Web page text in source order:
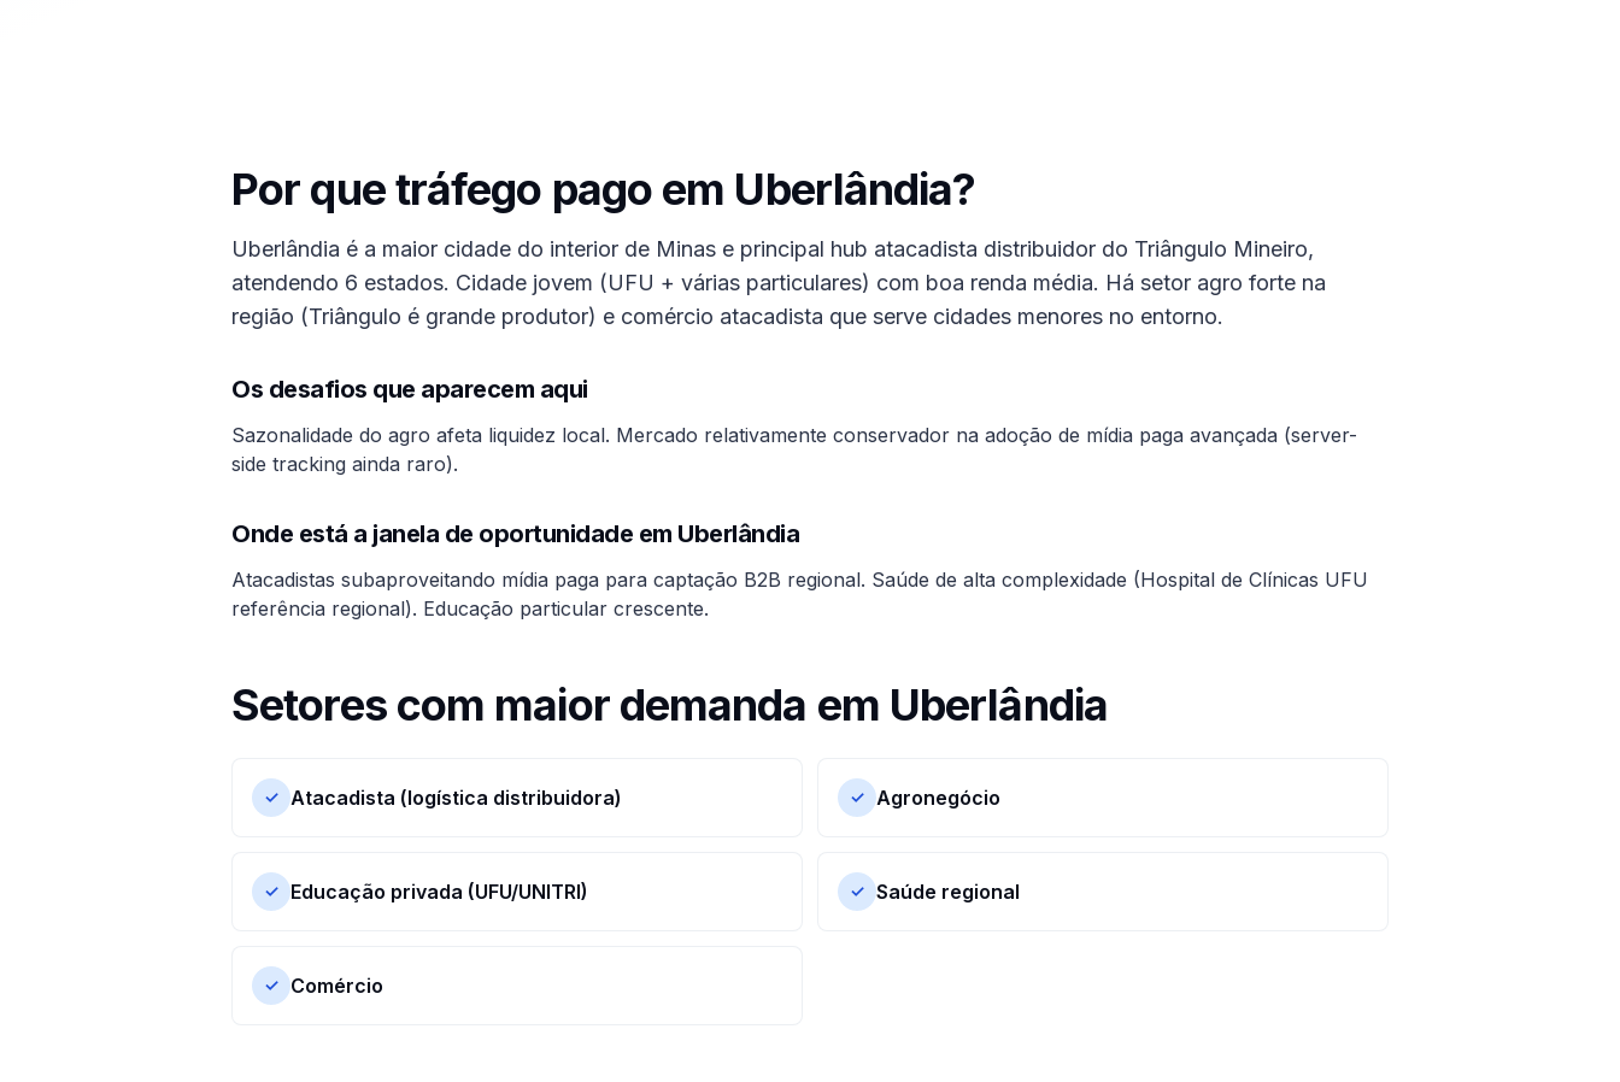
Por que tráfego pago em Uberlândia?
Uberlândia é a maior cidade do interior de Minas e principal hub atacadista distribuidor do Triângulo Mineiro,
atendendo 6 estados. Cidade jovem (UFU + várias particulares) com boa renda média. Há setor agro forte na
região (Triângulo é grande produtor) e comércio atacadista que serve cidades menores no entorno.
Os desafios que aparecem aqui
Sazonalidade do agro afeta liquidez local. Mercado relativamente conservador na adoção de mídia paga avançada (server-
side tracking ainda raro).
Onde está a janela de oportunidade em Uberlândia
Atacadistas subaproveitando mídia paga para captação B2B regional. Saúde de alta complexidade (Hospital de Clínicas UFU
referência regional). Educação particular crescente.
Setores com maior demanda em Uberlândia
✓ Atacadista (logística distribuidora) ✓ Agronegócio
✓ Educação privada (UFU/UNITRI) ✓ Saúde regional
✓ Comércio